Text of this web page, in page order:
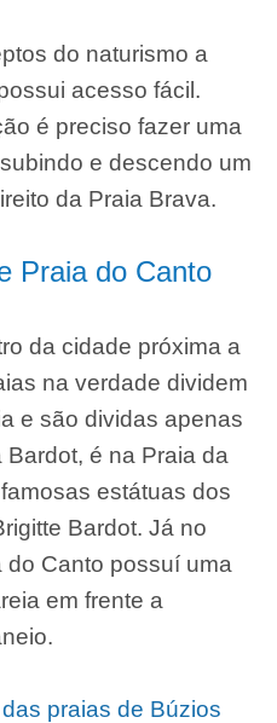
do naturismo a
acesso fácil.
é preciso fazer uma
e descendo um
da Praia Brava.
Praia do Canto
da cidade próxima a
na verdade dividem
e são dividas apenas
é na Praia da
estátuas dos
Bardot. Já no
Canto possuí uma
em frente a
praias de Búzios